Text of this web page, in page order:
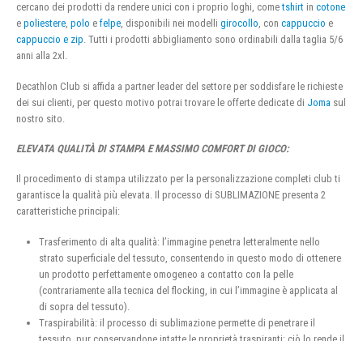
cercano dei prodotti da rendere unici con i proprio loghi, cometshirt in cotone
e poliestere, polo e felpe, disponibili nei modelli girocollo, con cappuccio e
cappuccio e zip. Tutti i prodotti abbigliamento sono ordinabili dalla taglia 5/6
anni alla 2xl.
Decathlon Club si affida a partner leader del settore per soddisfare le richieste
dei sui clienti, per questo motivo potrai trovare le offerte dedicate di Joma sul
nostro sito.
ELEVATA QUALITÀ DI STAMPA E MASSIMO COMFORT DI GIOCO:
Il procedimento di stampa utilizzato per la personalizzazione completi club ti
garantisce la qualità più elevata. Il processo di SUBLIMAZIONE presenta 2
caratteristiche principali:
Trasferimento di alta qualità: l’immagine penetra letteralmente nello
strato superficiale del tessuto, consentendo in questo modo di ottenere
un prodotto perfettamente omogeneo a contatto con la pelle
(contrariamente alla tecnica del flocking, in cui l’immagine è applicata al
di sopra del tessuto).
Traspirabilità: il processo di sublimazione permette di penetrare il